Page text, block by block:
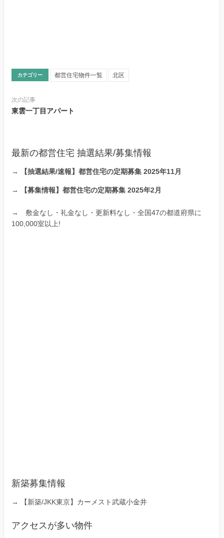
カテゴリー 都営住宅物件一覧 北区
次の記事
東雲一丁目アパート
最新の都営住宅 抽選結果/募集情報
→ 【抽選結果/速報】都営住宅の定期募集 2025年11月
→ 【募集情報】都営住宅の定期募集 2025年2月
→ 敷金なし・礼金なし・更新料なし・全国47の都道府県に
100,000室以上!
新築募集情報
→ 【新築/JKK東京】カーメスト武蔵小金井
アクセスが多い物件